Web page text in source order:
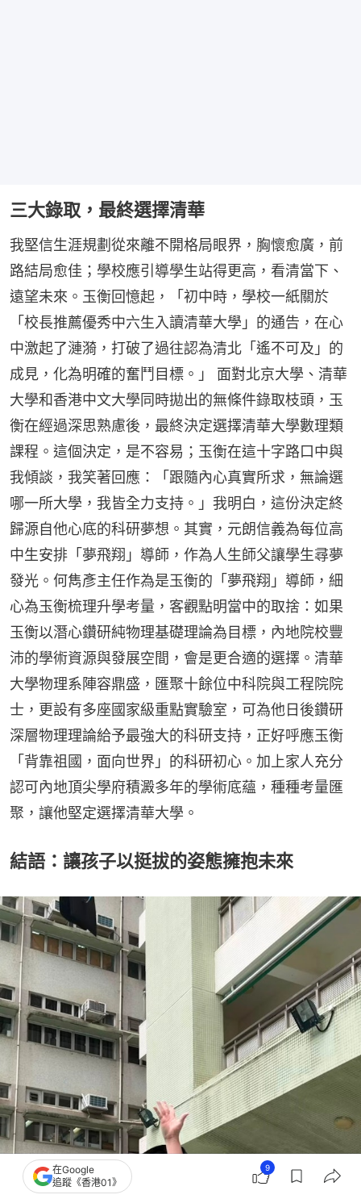
三大錄取，最終選擇清華
我堅信生涯規劃從來離不開格局眼界，胸懷愈廣，前
路結局愈佳；學校應引導學生站得更高，看清當下、
遠望未來。玉衡回憶起，「初中時，學校一紙關於
「校長推薦優秀中六生入讀清華大學」的通告，在心
中激起了漣漪，打破了過往認為清北「遙不可及」的
成見，化為明確的奮鬥目標。」 面對北京大學、清華
大學和香港中文大學同時拋出的無條件錄取枝頭，玉
衡在經過深思熟慮後，最終決定選擇清華大學數理類
課程。這個決定，是不容易；玉衡在這十字路口中與
我傾談，我笑著回應：「跟隨內心真實所求，無論選
哪一所大學，我皆全力支持。」我明白，這份決定終
歸源自他心底的科研夢想。其實，元朗信義為每位高
中生安排「夢飛翔」導師，作為人生師父讓學生尋夢
發光。何雋彥主任作為是玉衡的「夢飛翔」導師，細
心為玉衡梳理升學考量，客觀點明當中的取捨：如果
玉衡以潛心鑽研純物理基礎理論為目標，內地院校豐
沛的學術資源與發展空間，會是更合適的選擇。清華
大學物理系陣容鼎盛，匯聚十餘位中科院與工程院院
士，更設有多座國家級重點實驗室，可為他日後鑽研
深層物理理論給予最強大的科研支持，正好呼應玉衡
「背靠祖國，面向世界」的科研初心。加上家人充分
認可內地頂尖學府積澱多年的學術底蘊，種種考量匯
聚，讓他堅定選擇清華大學。
結語：讓孩子以挺拔的姿態擁抱未來
在Google
追蹤《香港01》
9